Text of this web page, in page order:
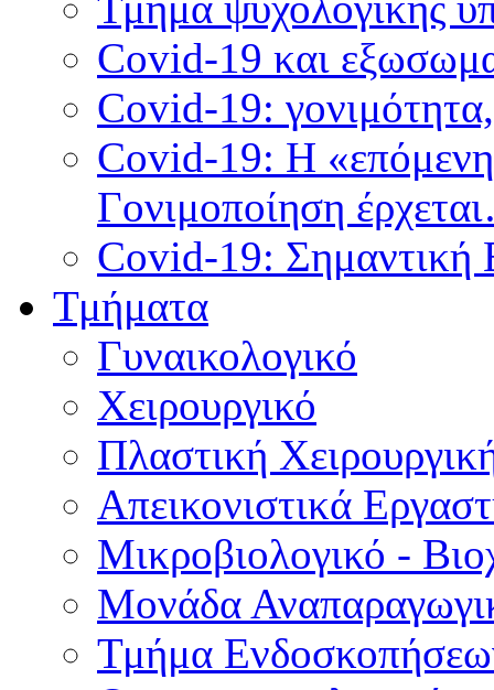
Covid-19 και
Covid-19:
Covid-19: Η
Γονιμοποίηση
Covid-19: Σημαντική
Τμήματα
Γυναικολογικό
Χειρουργικό
Πλαστική
Απεικονιστικά
Μικροβιολογικό -
Μονάδα
Τμήμα